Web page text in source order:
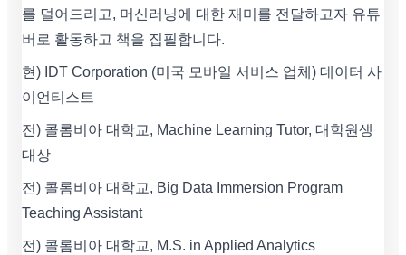
를 덜어드리고, 머신러닝에 대한 재미를 전달하고자 유튜
버로 활동하고 책을 집필합니다.
현) IDT Corporation (미국 모바일 서비스 업체) 데이터 사
이언티스트
전) 콜롬비아 대학교, Machine Learning Tutor, 대학원생
대상
전) 콜롬비아 대학교, Big Data Immersion Program
Teaching Assistant
전) 콜롬비아 대학교, M.S. in Applied Analytics